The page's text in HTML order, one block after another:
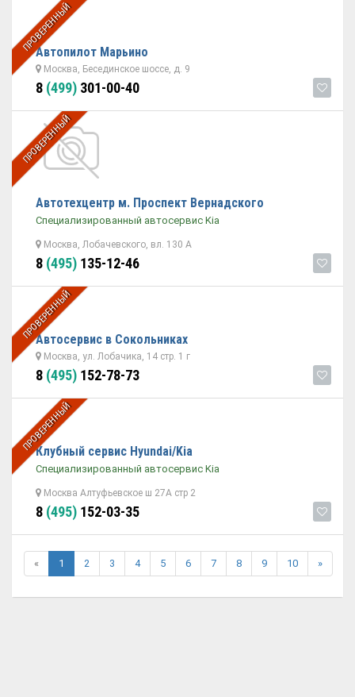
ПРОВЕРЕННЫЙ
Автопилот Марьино
Москва, Бесединское шоссе, д. 9
8 (499) 301-00-40
ПРОВЕРЕННЫЙ
Автотехцентр м. Проспект Вернадского
Специализированный автосервис Kia
Москва, Лобачевского, вл. 130 А
8 (495) 135-12-46
ПРОВЕРЕННЫЙ
Автосервис в Сокольниках
Москва, ул. Лобачика, 14 стр. 1 г
8 (495) 152-78-73
ПРОВЕРЕННЫЙ
Клубный сервис Hyundai/Kia
Специализированный автосервис Kia
Москва Алтуфьевское ш 27А стр 2
8 (495) 152-03-35
« 1 2 3 4 5 6 7 8 9 10 »